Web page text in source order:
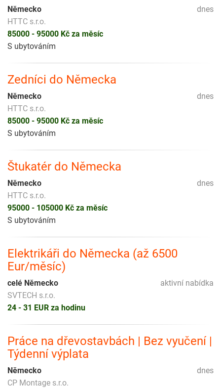
dnes
Německo
HTTC s.r.o.
85000 - 95000 Kč za měsíc
S ubytováním
Zedníci do Německa
dnes
Německo
HTTC s.r.o.
85000 - 95000 Kč za měsíc
S ubytováním
Štukatér do Německa
dnes
Německo
HTTC s.r.o.
95000 - 105000 Kč za měsíc
S ubytováním
Elektrikáři do Německa (až 6500
Eur/měsíc)
aktivní nabídka
celé Německo
SVTECH s.r.o.
24 - 31 EUR za hodinu
Práce na dřevostavbách | Bez vyučení |
Týdenní výplata
dnes
Německo
CP Montage s.r.o.